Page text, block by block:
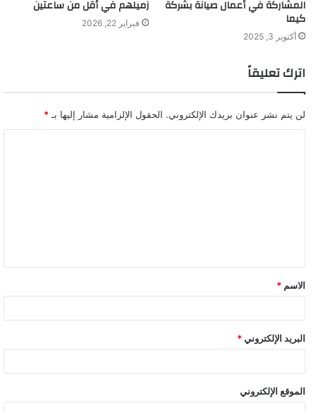
المشاركة في أعمال صيانة بشركة
كيما
أكتوبر 3, 2025
زميلهم في أقل من ساعتين
فبراير 22, 2026
اترك تعليقاً
لن يتم نشر عنوان بريدك الإلكتروني. الحقول الإلزامية مشار إليها بـ *
ق
*
الاسم *
البريد الإلكتروني *
الموقع الإلكتروني